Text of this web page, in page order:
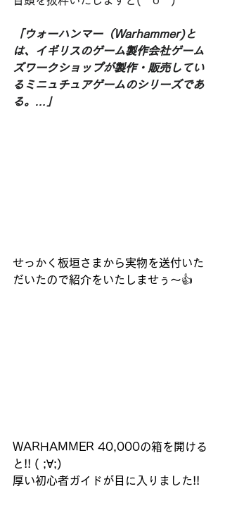
「ウォーハンマー（Warhammer)と
は、イギリスのゲーム製作会社ゲーム
ズワークショップが製作・販売してい
るミニュチュアゲームのシリーズであ
る。…」
せっかく板垣さまから実物を送付いた
だいたので紹介をいたしませぅ～👍
WARHAMMER 40,000の箱を開ける
と!! ( ;∀;)
厚い初心者ガイドが目に入りました!!